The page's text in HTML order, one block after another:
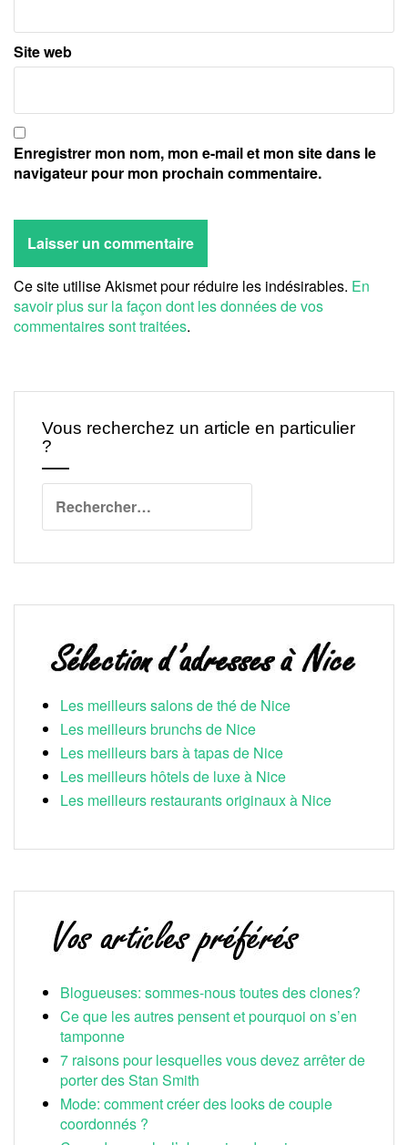
Site web
Enregistrer mon nom, mon e-mail et mon site dans le
navigateur pour mon prochain commentaire.
Ce site utilise Akismet pour réduire les indésirables. En
savoir plus sur la façon dont les données de vos
commentaires sont traitées.
Vous recherchez un article en particulier
?
Les meilleurs salons de thé de Nice
Les meilleurs brunchs de Nice
Les meilleurs bars à tapas de Nice
Les meilleurs hôtels de luxe à Nice
Les meilleurs restaurants originaux à Nice
Blogueuses: sommes-nous toutes des clones?
Ce que les autres pensent et pourquoi on s’en
tamponne
7 raisons pour lesquelles vous devez arrêter de
porter des Stan Smith
Mode: comment créer des looks de couple
coordonnés ?